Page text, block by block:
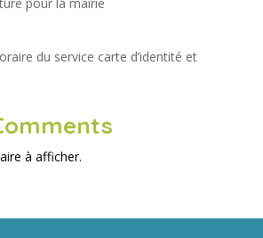
du service carte d’identité et
à afficher.